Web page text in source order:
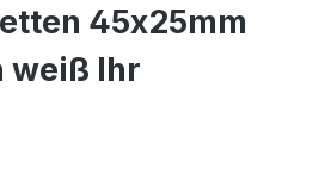
45x25mm
weiß Ihr